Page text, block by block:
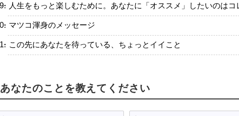
・人生をもっと楽しむために。あなたに「オススメ」したいのはコ
・マツコ渾身のメッセージ
・この先にあなたを待っている、ちょっとイイこと
あなたのことを教えてください